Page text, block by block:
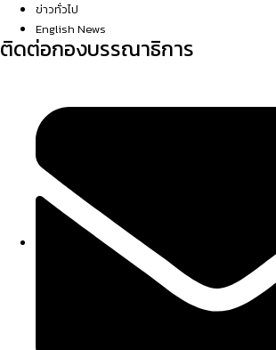
ข่าวทั่วไป
English News
ติดต่อกองบรรณาธิการ